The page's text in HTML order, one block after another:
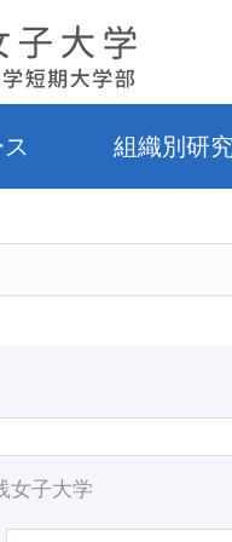
組織別研
女子大学